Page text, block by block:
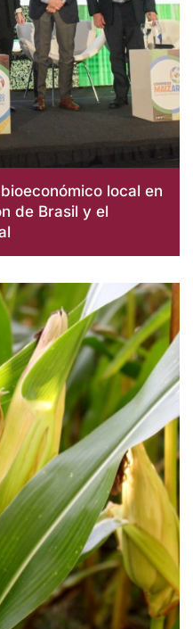
local en
de Brasil y el